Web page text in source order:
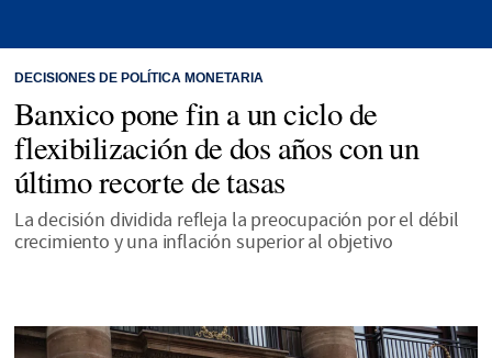
DECISIONES DE POLÍTICA MONETARIA
Banxico pone fin a un ciclo de
flexibilización de dos años con un
último recorte de tasas
La decisión dividida refleja la preocupación por el débil
crecimiento y una inflación superior al objetivo